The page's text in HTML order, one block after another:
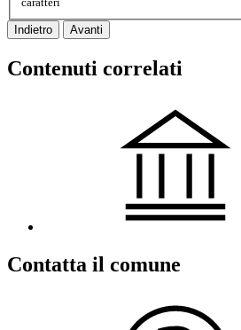
Indietro Avanti
Contenuti correlati
Contatta il comune